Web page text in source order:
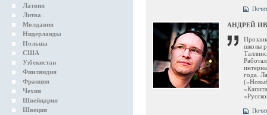
Латвия
Литва
Молдавия
Нидерланды
Польша
США
Узбекистан
Финляндия
Франция
Чехия
Швейцария
Швеция
АНДРЕЙ
школы
года.